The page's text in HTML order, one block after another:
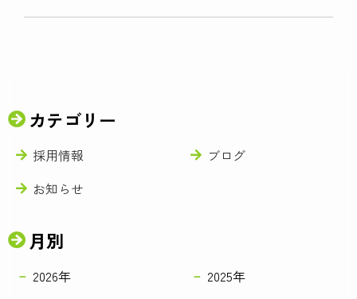
カテゴリー
採用情報
ブログ
お知らせ
月別
2026年
2025年